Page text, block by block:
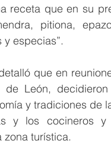
receta que en su
pitiona,
y especias”.
que en
de León,
y tradiciones de
y los cocineros
zona turística.